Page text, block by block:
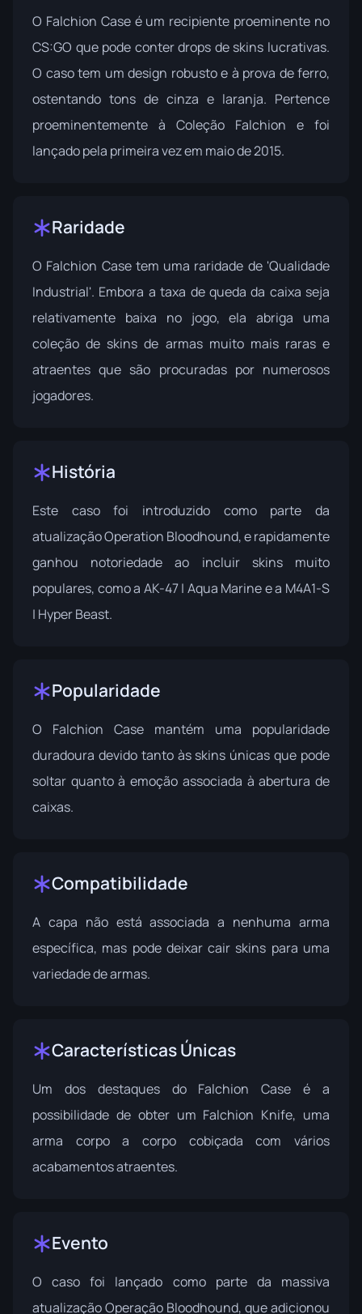
O Falchion Case é um recipiente proeminente no
CS:GO que pode conter drops de skins lucrativas.
O caso tem um design robusto e à prova de ferro,
ostentando tons de cinza e laranja. Pertence
proeminentemente à Coleção Falchion e foi
lançado pela primeira vez em maio de 2015.
Raridade
O Falchion Case tem uma raridade de 'Qualidade
Industrial'. Embora a taxa de queda da caixa seja
relativamente baixa no jogo, ela abriga uma
coleção de skins de armas muito mais raras e
atraentes que são procuradas por numerosos
jogadores.
História
Este caso foi introduzido como parte da
atualizaçãoOperation Bloodhound, e rapidamente
ganhou notoriedade ao incluir skins muito
populares, como a AK-47 | Aqua Marine e a M4A1-S
| Hyper Beast.
Popularidade
O Falchion Case mantém uma popularidade
duradoura devido tanto às skins únicas que pode
soltar quanto à emoção associada à abertura de
caixas.
Compatibilidade
A capa não está associada a nenhuma arma
específica, mas pode deixar cair skins para uma
variedade de armas.
Características Únicas
Um dos destaques do Falchion Case é a
possibilidade de obter um Falchion Knife, uma
arma corpo a corpo cobiçada com vários
acabamentos atraentes.
Evento
O caso foi lançado como parte da massiva
atualizaçãoOperação Bloodhound, que adicionou